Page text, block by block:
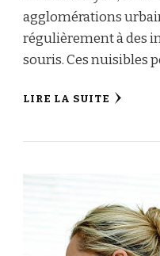
agglomérations
régulièrement à des
souris. Ces nuisibles
LIRE LA SUITE